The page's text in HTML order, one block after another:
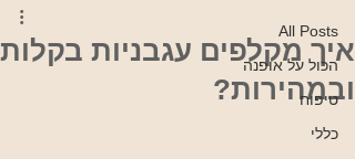
All Posts
הכול על אופנה
טיפוח
כללי
איך מקלפים עגבניות בקלות
ובמהירות?